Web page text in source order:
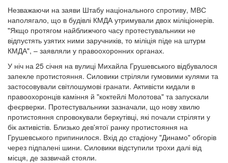
Незважаючи на заяви Штабу національного спротиву, МВС
наполягало, що в будівлі КМДА утримували двох міліціонерів.
"Якщо протягом найближчого часу протестувальники не
відпустять узятих ними заручників, то міліція піде на штурм
КМДА", – заявляли у правоохоронних органах.
У ніч на 25 січня на вулиці Михайла Грушевського відбувалося
запекле протистояння. Силовики стріляли гумовими кулями та
застосовували світлошумові гранати. Активісти кидали в
правоохоронців каміння й "коктейлі Молотова" та запускали
феєрверки. Протестувальники зазначали, що нову хвилю
протистояння спровокували беркутівці, які почали стріляти у
бік активістів. Близько дев'ятої ранку протистояння на
Грушевського припинилося. Вхід до стадіону "Динамо" обгорів
через підпалені шини. Силовики відступили трохи далі від
місця, де зазвичай стояли.